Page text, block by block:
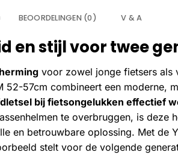
BEOORDELINGEN (0) V & A
en stijl voor twee
voor zowel jonge fietsers als
52-57cm combineert een moderne,
bij fietsongelukken effectief
te overbruggen, is deze
en betrouwbare oplossing. Met
stelt voor de volgende